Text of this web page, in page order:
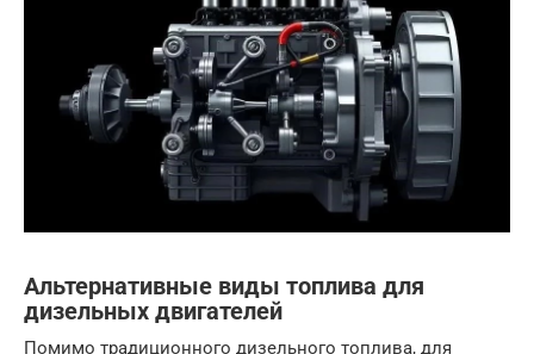
Альтернативные виды топлива для
дизельных двигателей
Помимо традиционного дизельного топлива, для